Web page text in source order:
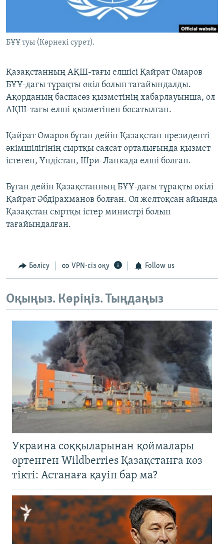
БҰҰ туы (Көрнекі сурет).
Қазақстанның АҚШ-тағы елшісі Қайрат Омаров
БҰҰ-дағы тұрақты өкіл болып тағайындалды.
Ақорданың баспасөз қызметінің хабарлауынша, ол
АҚШ-тағы елші қызметінен босатылған.
Қайрат Омаров бұған дейін Қазақстан президенті
әкімшілігінің сыртқы саясат орталығында қызмет
істеген, Үндістан, Шри-Ланкада елші болған.
Бұған дейін Қазақстанның БҰҰ-дағы тұрақты өкілі
Қайрат Әбдірахманов болған. Ол желтоқсан айында
Қазақстан сыртқы істер министрі болып
тағайындалған.
Бөлісу VPN-сіз оқу Follow us
Оқыңыз. Көріңіз. Тыңдаңыз
Украина соққыларынан қоймалары
өртенген Wildberries Қазақстанға көз
тікті: Астанаға қауіп бар ма?